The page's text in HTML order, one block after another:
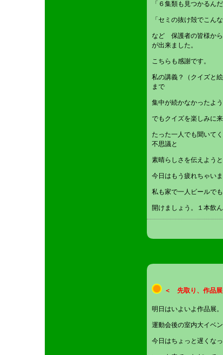
「６集類も見つかる
「セミの抜け殻でこん
など 保護者の皆様か
が出来ました。
こちらも感謝です。
私の講義？（クイズと
まで
集中が続かなかったよ
でもクイズを楽しみに
たった一人でも聞いて
不思議と
素晴らしさを伝えよう
今日はもう疲れちゃい
私も家で一人ビールで
開けましょう。１本飲
＜ 先取り、作品
明日はいよいよ作品展。
運動会後の室内大イベ
今日はちょっと遅くな